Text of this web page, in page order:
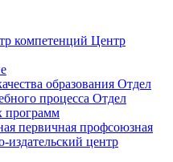
компетенций Центр
образования Отдел
процесса Отдел
программ
первичная профсоюзная
издательский центр